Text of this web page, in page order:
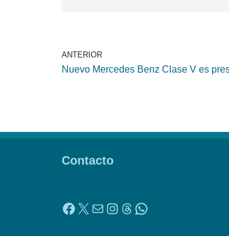
ANTERIOR
Nuevo Mercedes Benz Clase V es
Contacto